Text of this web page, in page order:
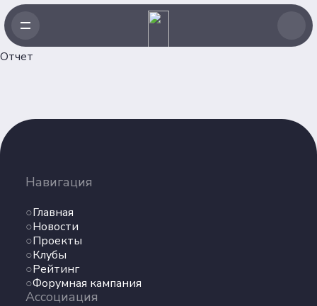
Отчет
Навигация
Главная
Новости
Проекты
Клубы
Рейтинг
Форумная кампания
Ассоциация
Главная
Новости
Проекты
Клубы
Рейтинг
Форумная кампания